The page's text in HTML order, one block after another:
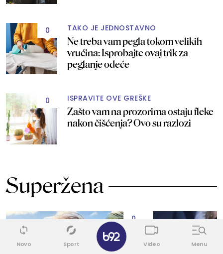
0 TAKO JE JEDNOSTAVNO
Ne treba vam pegla tokom velikih
vrućina: Isprobajte ovaj trik za
peglanje odeće
0 ISPRAVITE OVE GREŠKE
Zašto vam na prozorima ostaju fleke
nakon čišćenja? Ovo su razlozi
Superžena
0
Novo Sport Video Menu
✕